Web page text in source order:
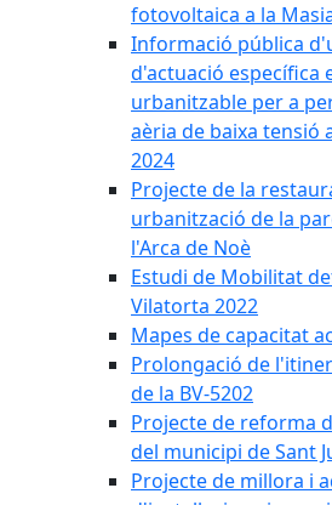
fotovoltaica a la
Informació pública
d'actuació específica
urbanitzable per a
aèria de baixa tensió
2024
Projecte de la
urbanització de la
l'Arca de Noè
Estudi de Mobilitat
Vilatorta 2022
Mapes de capacitat
Prolongació de
de la BV-5202
Projecte de reforma
del municipi de Sant
Projecte de millora i